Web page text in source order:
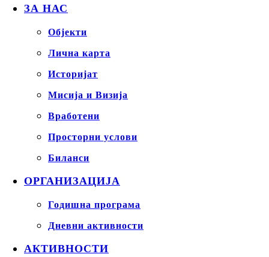
ЗА НАС
Објекти
Лична карта
Историјат
Мисија и Визија
Вработени
Просторни услови
Биланси
ОРГАНИЗАЦИЈА
Годишна програма
Дневни активности
АКТИВНОСТИ